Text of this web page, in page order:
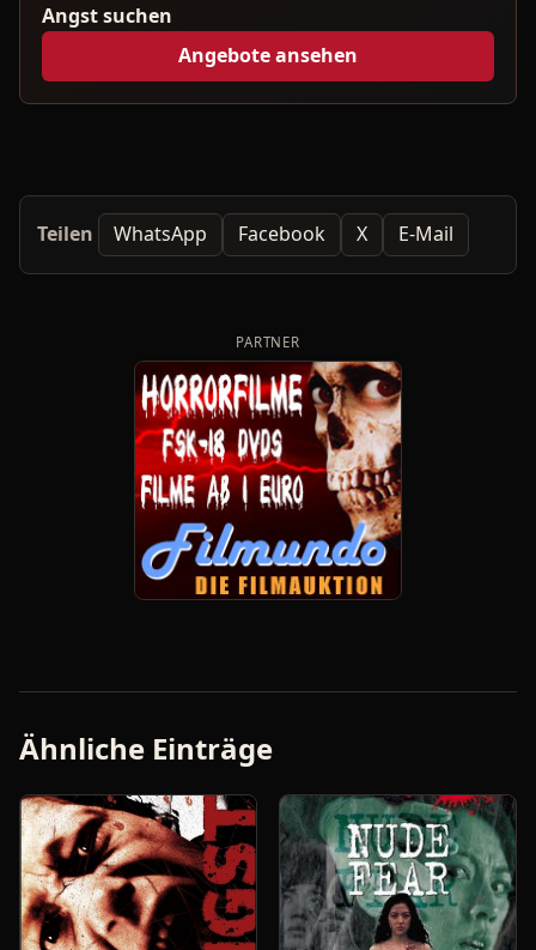
Angst suchen
Angebote ansehen
Teilen WhatsApp Facebook X E-Mail
PARTNER
Ähnliche Einträge